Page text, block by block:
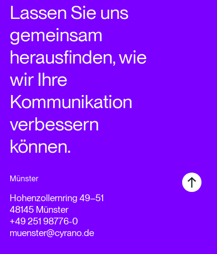
Lassen Sie uns
gemeinsam
herausfinden, wie
wir Ihre
Kommunikation
verbessern
können.
Münster
Hohenzollernring 49–51
48145 Münster
+49 251 98776-0
muenster@cyrano.de